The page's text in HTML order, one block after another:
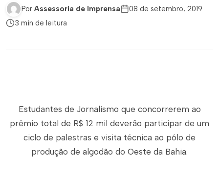
Por Assessoria de Imprensa
08 de setembro, 2019
3 min de leitura
Estudantes de Jornalismo que concorrerem ao
prêmio total de R$ 12 mil deverão participar de um
ciclo de palestras e visita técnica ao pólo de
produção de algodão do Oeste da Bahia.